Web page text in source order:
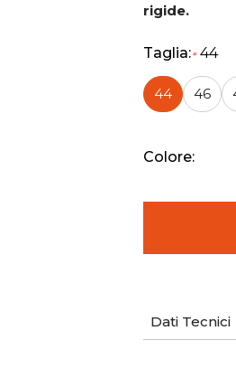
rigide.
Taglia:* 44
44 46
Colore:
Dati Tecnici